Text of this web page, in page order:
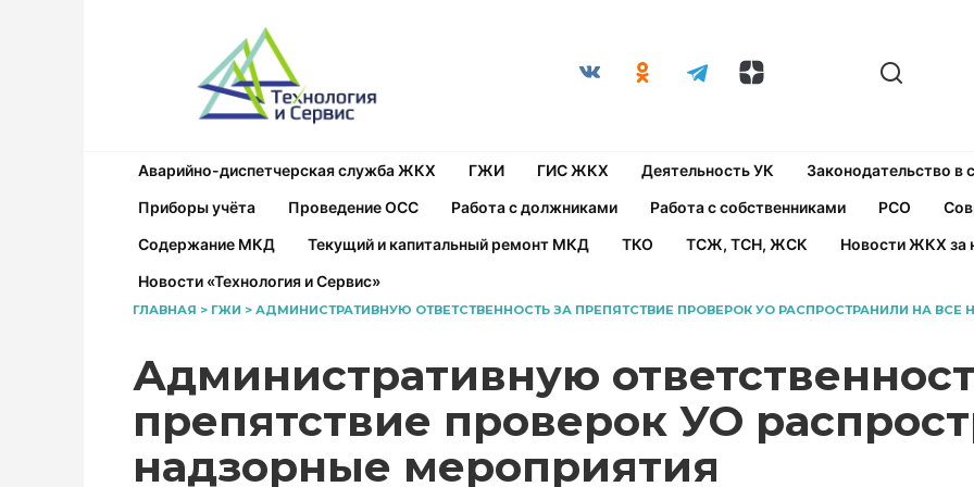
Аварийно-диспетчерская служба ЖКХ ГЖИ ГИС ЖКХ Деятельность УК
Законодательство
Приборы учёта
Проведение ОСС Работа с должниками Работа с собственниками РСО
Содержание МКД
Текущий и капитальный ремонт МКД ТКО ТСЖ, ТСН, ЖСК
Новости ЖКХ за
Новости «Технология и Сервис»
ГЛАВНАЯ > ГЖИ > АДМИНИСТРАТИВНУЮ ОТВЕТСТВЕННОСТЬ ЗА ПРЕПЯТСТВИЕ ПРОВЕРОК УО РАСПРОСТРАНИЛИ НА
Административную
препятствие проверок УО
надзорные мероприятия